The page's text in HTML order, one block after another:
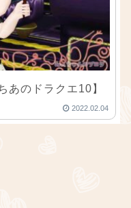
あのドラクエ10】
2022.02.04